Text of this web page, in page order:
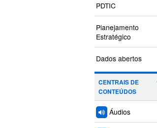
PDTIC
Planejamento
Estratégico
Dados abertos
CENTRAIS DE
CONTEÚDOS
Áudios